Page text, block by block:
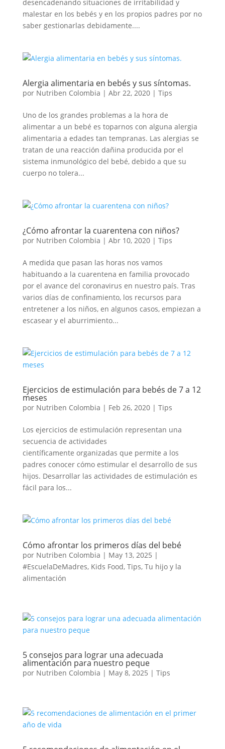
desencadenando situaciones de irritabilidad y
malestar en los bebés y en los propios padres por no
saber gestionarlas debidamente....
Alergia alimentaria en bebés y sus síntomas.
por Nutriben Colombia | Abr 22, 2020| Tips
Uno de los grandes problemas a la hora de
alimentar a un bebé es toparnos con alguna alergia
alimentaria a edades tan tempranas. Las alergias se
tratan de una reacción dañina producida por el
sistema inmunológico del bebé, debido a que su
cuerpo no tolera...
¿Cómo afrontar la cuarentena con niños?
por Nutriben Colombia | Abr 10, 2020| Tips
A medida que pasan las horas nos vamos
habituando a la cuarentena en familia provocado
por el avance del coronavirus en nuestro país. Tras
varios días de confinamiento, los recursos para
entretener a los niños, en algunos casos, empiezan a
escasear y el aburrimiento...
Ejercicios de estimulación para bebés de 7 a 12
meses
por Nutriben Colombia | Feb 26, 2020| Tips
Los ejercicios de estimulación representan una
secuencia de actividades
científicamente organizadas que permite a los
padres conocer cómo estimular el desarrollo de sus
hijos. Desarrollar las actividades de estimulación es
fácil para los...
Cómo afrontar los primeros días del bebé
por Nutriben Colombia | May 13, 2025 |
#EscuelaDeMadres, Kids Food, Tips, Tu hijo y la
alimentación
5 consejos para lograr una adecuada
alimentación para nuestro peque
por Nutriben Colombia | May 8, 2025 | Tips